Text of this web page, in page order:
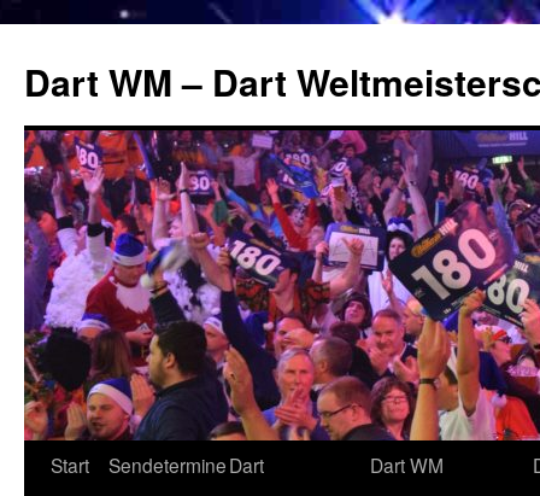
springen
Dart WM – Dart
Start SendetermineDart
Dart WM